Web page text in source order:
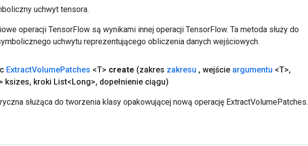
uchwyt tensora.
operacji TensorFlow są wynikami innej operacji TensorFlow. Ta metoda służy do
uchwytu reprezentującego obliczenia danych wejściowych.
ExtractVolumePatches <T> create (zakres zakresu , wejście argumentu <T>,
ksizes, kroki List<Long>, dopełnienie ciągu)
służąca do tworzenia klasy opakowującej nową operację ExtractVolumePatches.